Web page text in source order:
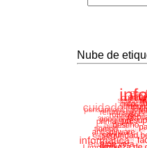
Nube de